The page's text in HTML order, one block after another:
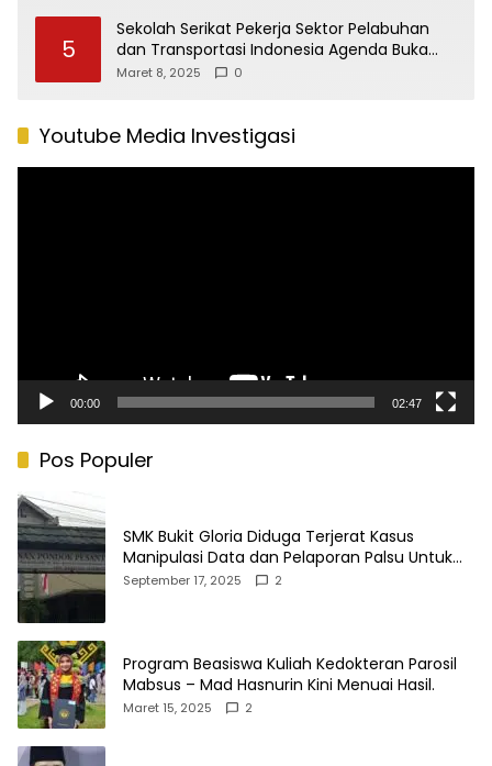
5
Sekolah Serikat Pekerja Sektor Pelabuhan
dan Transportasi Indonesia Agenda Buka
Puasa Bersama
Maret 8, 2025 0
Youtube Media Investigasi
00:00 02:47
Pos Populer
SMK Bukit Gloria Diduga Terjerat Kasus
Manipulasi Data dan Pelaporan Palsu Untuk
Mendapatkan Dana Bos
September 17, 2025 2
Program Beasiswa Kuliah Kedokteran Parosil
Mabsus – Mad Hasnurin Kini Menuai Hasil.
Maret 15, 2025 2